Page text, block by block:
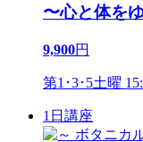
〜心と体を
9,900円
第1･3･5土曜
1日講座